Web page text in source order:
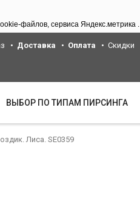
файлов, сервиса Яндекс.метрика .
Доставка Оплата Скидки
ВЫБОР ПО ТИПАМ ПИРСИНГА
Лиса. SE0359